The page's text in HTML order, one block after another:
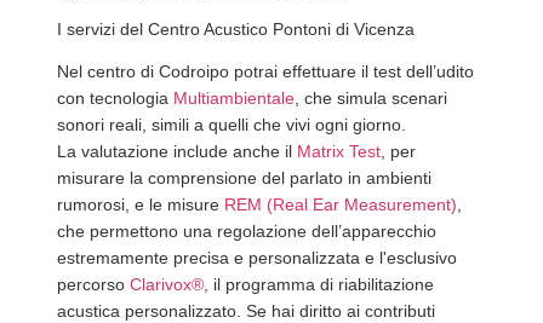
I servizi del Centro Acustico Pontoni di Vicenza
Nel centro di Codroipo potrai effettuare il test dell’udito
con tecnologia Multiambientale , che simula scenari
sonori reali, simili a quelli che vivi ogni giorno.
La valutazione include anche il Matrix Test , per
misurare la comprensione del parlato in ambienti
rumorosi, e le misure REM (Real Ear Measurement)
che permettono una regolazione dell’apparecchio
estremamente precisa e personalizzata e l'esclusivo
percorso Clarivox® , il programma di riabilitazione
acustica personalizzato. Se hai diritto ai contributi